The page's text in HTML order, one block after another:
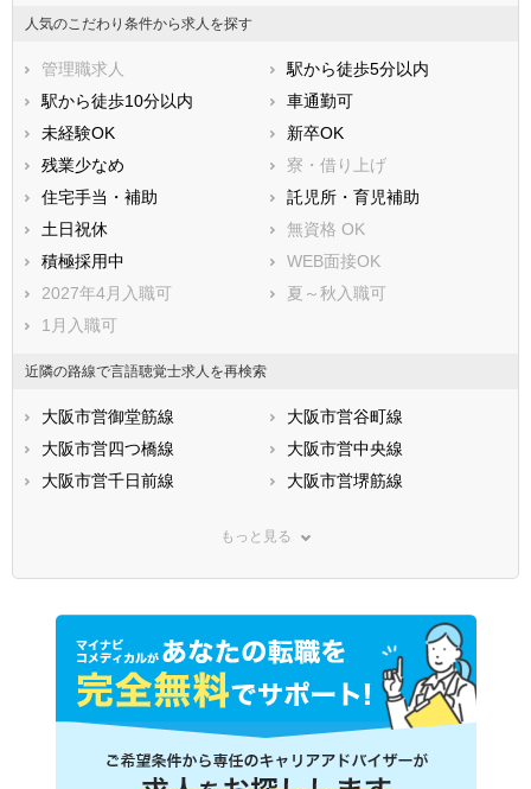
人気のこだわり条件から求人を探す
管理職求人
駅から徒歩5分以内
駅から徒歩10分以内
車通勤可
未経験OK
新卒OK
残業少なめ
寮・借り上げ
住宅手当・補助
託児所・育児補助
土日祝休
無資格 OK
積極採用中
WEB面接OK
2027年4月入職可
夏～秋入職可
1月入職可
近隣の路線で言語聴覚士求人を再検索
大阪市営御堂筋線
大阪市営谷町線
大阪市営四つ橋線
大阪市営中央線
大阪市営千日前線
大阪市営堺筋線
大阪市営南港ポートタウン線
ＪＲ東海道本線(米原－神戸)
ＪＲ関西本線(亀山－難波)
ＪＲ片町線
ＪＲ東西線
ＪＲ阪和線(天王寺－和歌山)
ＪＲ関西空港線
ＪＲおおさか東線
阪神本線
京阪本線
京阪交野線
京阪中之島線
もっと見る